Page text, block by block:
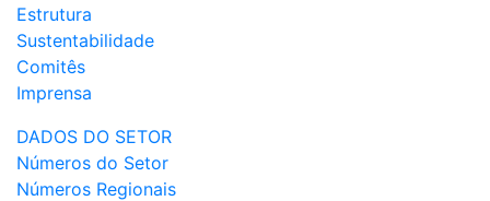
Estrutura
Sustentabilidade
Comitês
Imprensa
DADOS DO SETOR
Números do Setor
Números Regionais